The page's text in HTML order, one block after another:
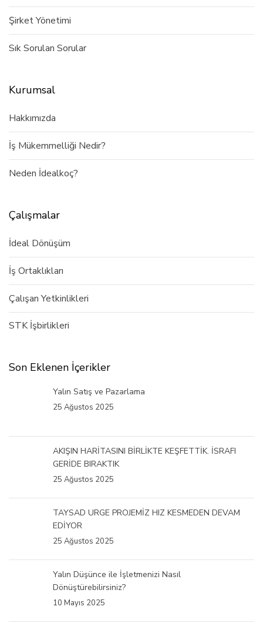
Şirket Yönetimi
Sık Sorulan Sorular
Kurumsal
Hakkımızda
İş Mükemmelliği Nedir?
Neden İdealkoç?
Çalışmalar
İdeal Dönüşüm
İş Ortaklıkları
Çalışan Yetkinlikleri
STK İşbirlikleri
Son Eklenen İçerikler
Yalın Satış ve Pazarlama
25 Ağustos 2025
AKIŞIN HARİTASINI BİRLİKTE KEŞFETTİK. İSRAFI
GERİDE BIRAKTIK
25 Ağustos 2025
TAYSAD URGE PROJEMİZ HIZ KESMEDEN DEVAM
EDİYOR
25 Ağustos 2025
Yalın Düşünce ile İşletmenizi Nasıl
Dönüştürebilirsiniz?
10 Mayıs 2025